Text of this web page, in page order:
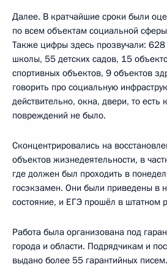
Далее. В кратчайшие сроки были
по всем объектам социальной
Также цифры здесь прозвучали:
школы, 55 детских садов, 15
спортивных объектов, 9 объектов
говорить про социальную
действительно, окна, двери, то есть
повреждений не было.
Сконцентрировались на
объектов жизнедеятельности, в
где должен был проходить в
госэкзамен. Они были приведены в
состояние, и ЕГЭ прошёл в штатном
Работа была организована под
города и области. Подрядчикам и
выдано более 55 гарантийных